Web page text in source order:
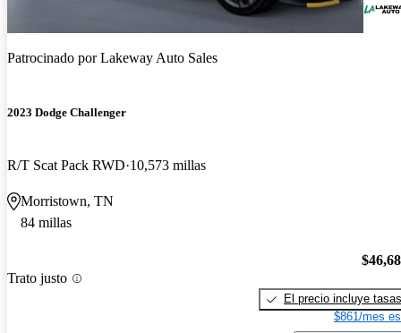
Patrocinado porLakeway Auto Sales
2023 Dodge Challenger
R/T Scat Pack RWD 10,573 millas
Morristown, TN
84 millas
Trato justo
El precio incluye tasas
$861/mes